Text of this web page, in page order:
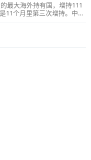
最大海外持有国，增持111
11个月里第三次增持。中国